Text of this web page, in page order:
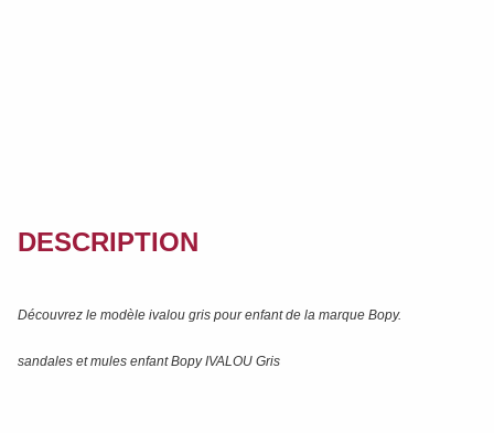
DESCRIPTION
Découvrez le modèle ivalou grispour enfant de la marque Bopy.
sandales et mules enfant Bopy IVALOU Gris